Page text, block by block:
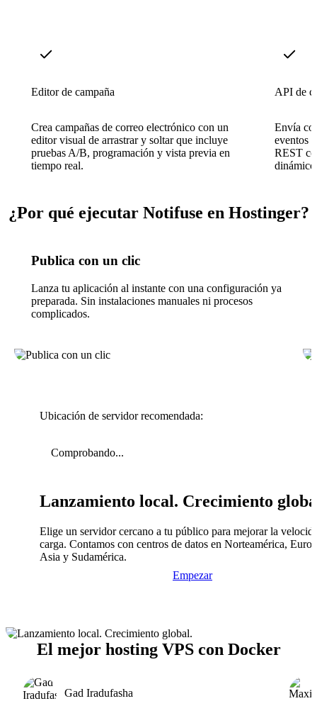
Editor de campaña
Crea campañas de correo electrónico con un
editor visual de arrastrar y soltar que incluye
pruebas A/B, programación y vista previa en
tiempo real.
API de
Envía
eventos
REST
¿Por qué ejecutar Notifuse en Hostinger?
Publica con un clic
Lanza tu aplicación al instante con una configuración ya
preparada. Sin instalaciones manuales ni procesos
complicados.
Ubicación de servidor recomendada:
Comprobando...
Lanzamiento local. Crecimiento
Elige un servidor cercano a tu público para mejorar la
carga. Contamos con centros de datos en Norteamérica,
Asia y Sudamérica.
Empezar
El mejor hosting VPS con Docker
Gad Iradufasha